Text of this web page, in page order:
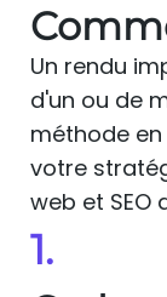
Un rendu
d'un ou de
méthode
votre
web et SEO
1.